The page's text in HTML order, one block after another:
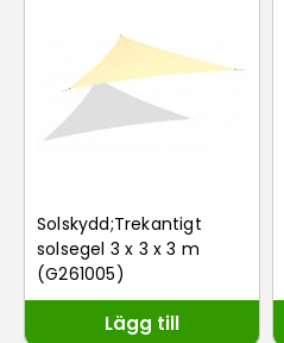
Solskydd;Trekantigt
solsegel 3 x 3 x 3 m
(G261005)
Lägg till